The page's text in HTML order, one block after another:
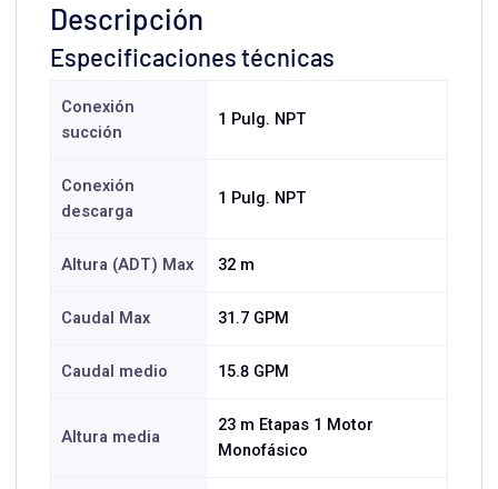
Descripción
Especificaciones técnicas
Conexión
succión
1 Pulg. NPT
Conexión
descarga
1 Pulg. NPT
Altura (ADT) Max 32 m
Caudal Max 31.7 GPM
Caudal medio 15.8 GPM
Altura media
23 m Etapas 1 Motor
Monofásico